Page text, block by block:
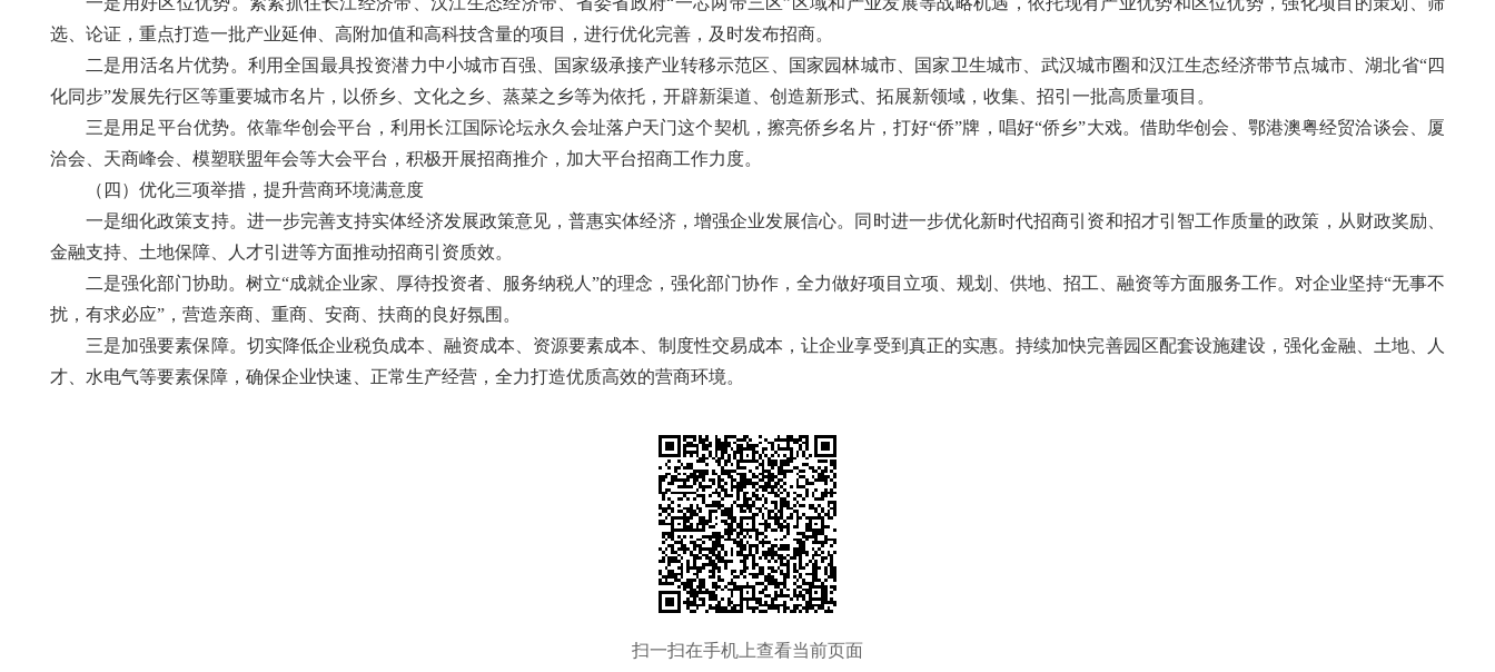
选、论证，重点打造一批产业延伸、高附加值和高科技含量的项目，进行优化完善，及时发布招商。
二是用活名片优势。利用全国最具投资潜力中小城市百强、国家级承接产业转移示范区、国家园林城市、国家卫生城市、武汉城市圈和汉江生态经济带节点城市、湖北省“四
化同步”发展先行区等重要城市名片，以侨乡、文化之乡、蒸菜之乡等为依托，开辟新渠道、创造新形式、拓展新领域，收集、招引一批高质量项目。
三是用足平台优势。依靠华创会平台，利用长江国际论坛永久会址落户天门这个契机，擦亮侨乡名片，打好“侨”牌，唱好“侨乡”大戏。借助华创会、鄂港澳粤经贸洽谈会、厦
洽会、天商峰会、模塑联盟年会等大会平台，积极开展招商推介，加大平台招商工作力度。
（四）优化三项举措，提升营商环境满意度
一是细化政策支持。进一步完善支持实体经济发展政策意见，普惠实体经济，增强企业发展信心。同时进一步优化新时代招商引资和招才引智工作质量的政策，从财政奖励、
金融支持、土地保障、人才引进等方面推动招商引资质效。
二是强化部门协助。树立“成就企业家、厚待投资者、服务纳税人”的理念，强化部门协作，全力做好项目立项、规划、供地、招工、融资等方面服务工作。对企业坚持“无事不
扰，有求必应”，营造亲商、重商、安商、扶商的良好氛围。
三是加强要素保障。切实降低企业税负成本、融资成本、资源要素成本、制度性交易成本，让企业享受到真正的实惠。持续加快完善园区配套设施建设，强化金融、土地、人
才、水电气等要素保障，确保企业快速、正常生产经营，全力打造优质高效的营商环境。
扫一扫在手机上查看当前页面